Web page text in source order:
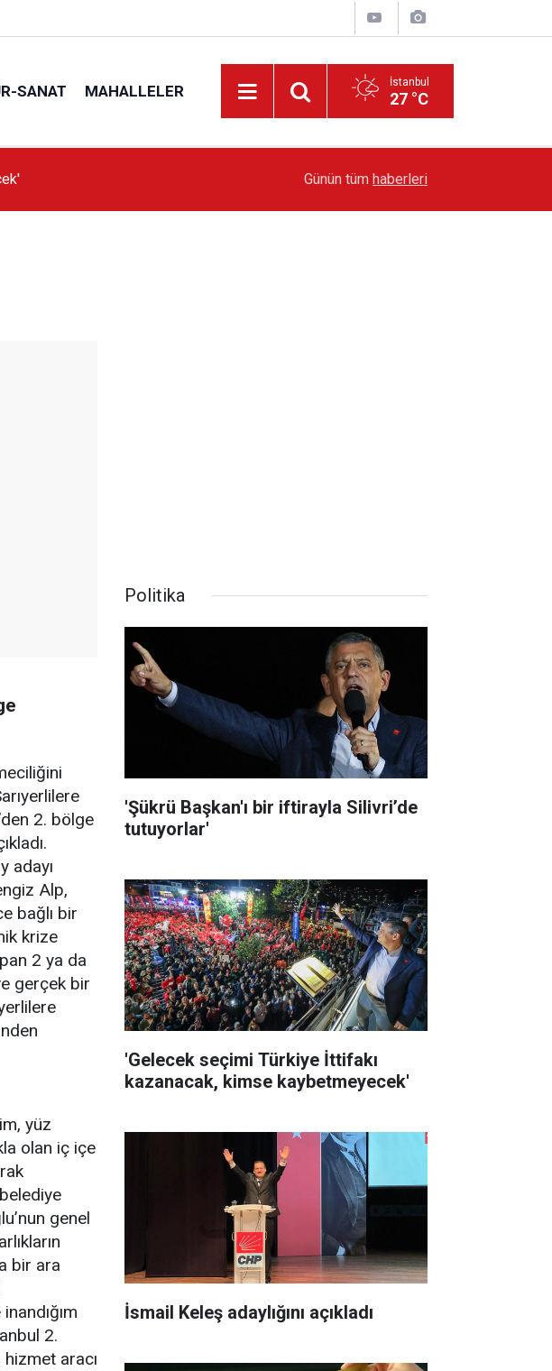
SANAT MAHALLELER İstanbul
27 °C
Sarıyer’de Edebiyat Rüzgârı Esecek
Günün tüm haberleri
2. bölge
adayı
Alp,
bağlı bir
krize
2 ya da
gerçek bir
yüz
olan iç içe
genel
bir ara
2.
aracı
Politika
'Şükrü Başkan'ı bir iftirayla Silivri’de
tutuyorlar'
'Gelecek seçimi Türkiye İttifakı
kazanacak, kimse kaybetmeyecek'
İsmail Keleş adaylığını açıkladı